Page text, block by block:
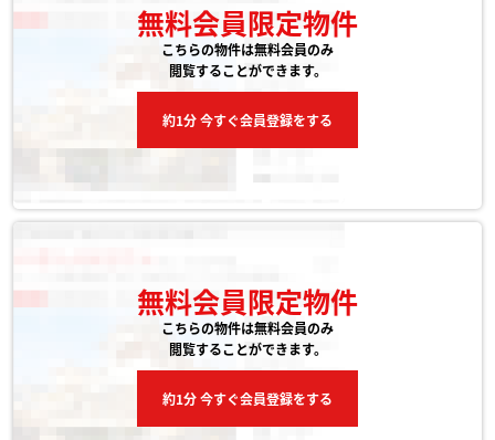
無料会員限定物件
こちらの物件は無料会員のみ
閲覧することができます。
約1分 今すぐ会員登録をする
無料会員限定物件
こちらの物件は無料会員のみ
閲覧することができます。
約1分 今すぐ会員登録をする